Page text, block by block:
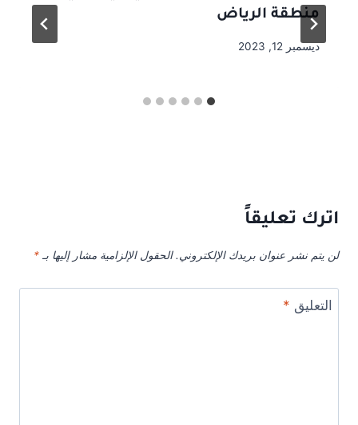
منطقة الرياض
ديسمبر 12, 2023
اترك تعليقاً
لن يتم نشر عنوان بريدك الإلكتروني. الحقول الإلزامية مشار إليها بـ *
التعليق *